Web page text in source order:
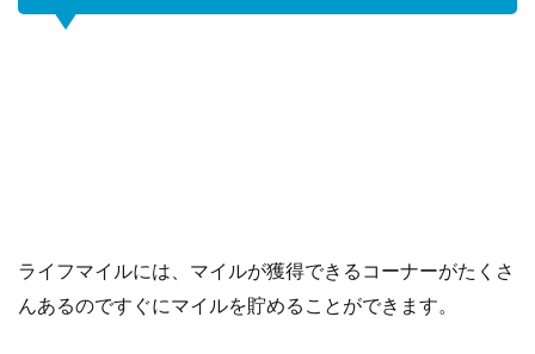
員
イ
ライフマイルには、マイルが獲得できるコーナーがたくさ
んあるのですぐにマイルを貯めることができます。